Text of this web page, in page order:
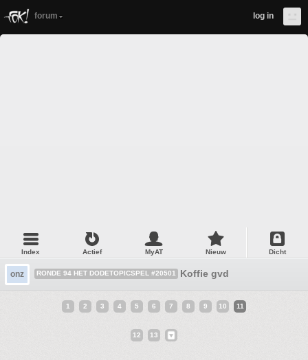
forum log in
Index Actief MyAT Nieuw Dicht
onz RONDE 94 HET DODETOPICSPEL #20501 Koffie gvd
1 2 3 4 5 6 7 8 9 10 11
12 13